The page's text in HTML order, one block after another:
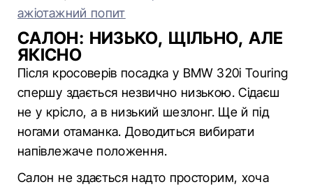
ажіотажний попит
САЛОН: НИЗЬКО, ЩІЛЬНО, АЛЕ
ЯКІСНО
Після кросоверів посадка у BMW 320i Touring
спершу здається незвично низькою. Сідаєш
не у крісло, а в низький шезлонг. Ще й під
ногами отаманка. Доводиться вибирати
напівлежаче положення.
Салон не здається надто просторим, хоча